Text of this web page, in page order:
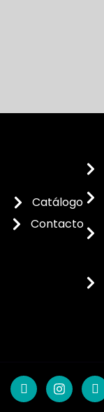
Catálogo
Contacto